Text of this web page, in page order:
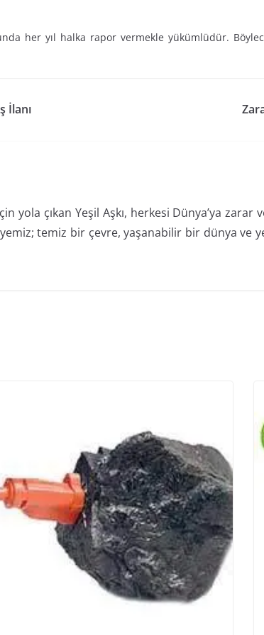
her yıl halka rapor vermekle yükümlüdür.
İlanı
yola çıkan Yeşil Aşkı, herkesi Dünya’ya
temiz bir çevre, yaşanabilir bir dünya ve